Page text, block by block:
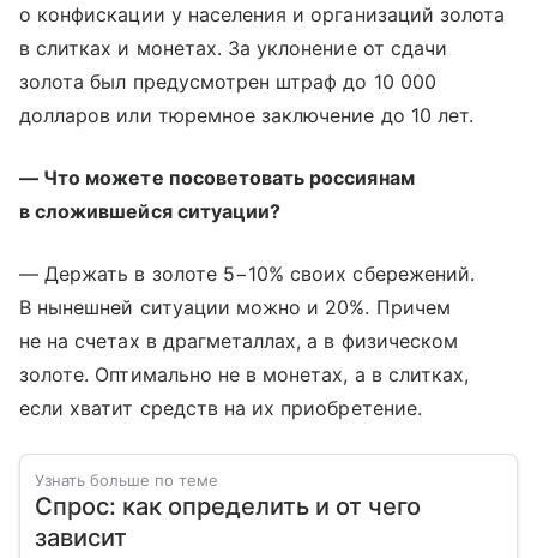
о конфискации у населения и организаций золота
в слитках и монетах. За уклонение от сдачи
золота был предусмотрен штраф до 10 000
долларов или тюремное заключение до 10 лет.
— Что можете посоветовать россиянам
в сложившейся ситуации?
— Держать в золоте 5−10% своих сбережений.
В нынешней ситуации можно и 20%. Причем
не на счетах в драгметаллах, а в физическом
золоте. Оптимально не в монетах, а в слитках,
если хватит средств на их приобретение.
Узнать больше по теме
Спрос: как определить и от чего
зависит